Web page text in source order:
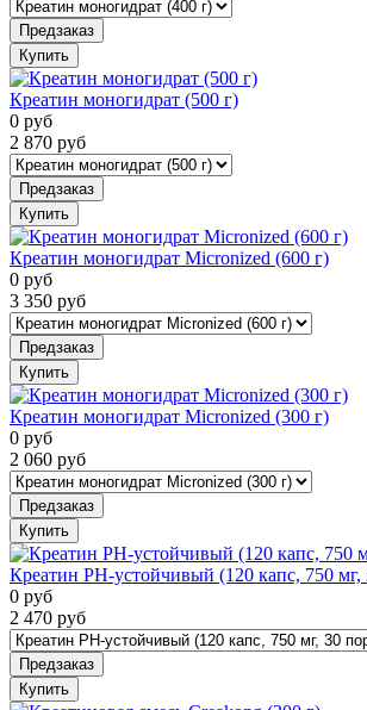
Предзаказ
Купить
Креатин моногидрат (500 г)
0 руб
2 870 руб
Предзаказ
Купить
Креатин моногидрат Micronized (600 г)
0 руб
3 350 руб
Предзаказ
Купить
Креатин моногидрат Micronized (300 г)
0 руб
2 060 руб
Предзаказ
Купить
Креатин PH-устойчивый (120 капс, 750
0 руб
2 470 руб
Предзаказ
Купить